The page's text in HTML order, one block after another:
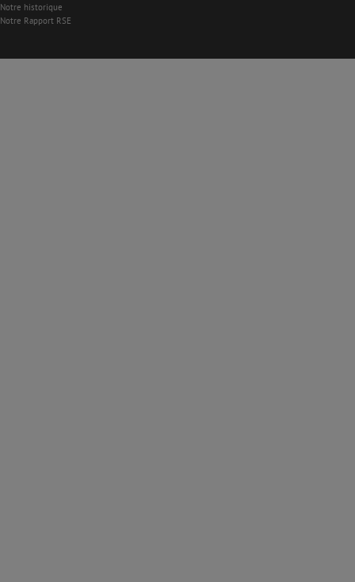
Notre historique
Notre Rapport RSE